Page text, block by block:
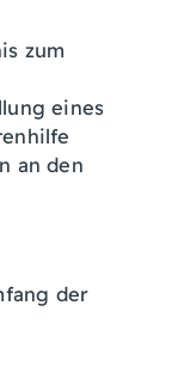
zum
eines
an den
der